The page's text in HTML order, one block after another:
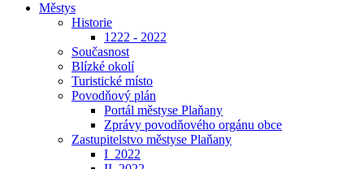
Městys
Historie
1222 - 2022
Současnost
Blízké okolí
Turistické místo
Povodňový plán
Portál městyse Plaňany
Zprávy povodňového orgánu obce
Zastupitelstvo městyse Plaňany
I_2022